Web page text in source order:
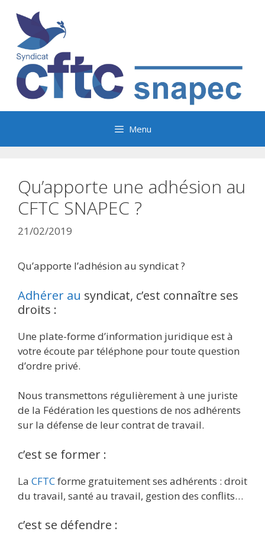
contenu
Menu
Qu’apporte une adhésion au
CFTC SNAPEC ?
21/02/2019
Qu’apporte l’adhésion au syndicat ?
Adhérer au syndicat, c’est connaître ses
droits :
Une plate-forme d’information juridique est à
votre écoute par téléphone pour toute question
d’ordre privé.
Nous transmettons régulièrement à une juriste
de la Fédération les questions de nos adhérents
sur la défense de leur contrat de travail.
c’est se former :
La CFTCforme gratuitement ses adhérents : droit
du travail, santé au travail, gestion des conflits…
c’est se défendre :